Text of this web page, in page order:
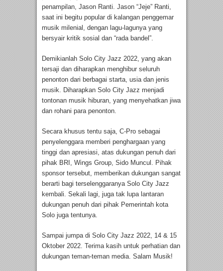
penampilan, Jason Ranti. Jason “Jeje” Ranti,
saat ini begitu popular di kalangan penggemar
musik milenial, dengan lagu-lagunya yang
bersyair kritik sosial dan “rada bandel”.
Demikianlah Solo City Jazz 2022, yang akan
tersaji dan diharapkan menghibur seluruh
penonton dari berbagai starta, usia dan jenis
musik. Diharapkan Solo City Jazz menjadi
tontonan musik hiburan, yang menyehatkan jiwa
dan rohani para penonton.
Secara khusus tentu saja, C-Pro sebagai
penyelenggara memberi penghargaan yang
tinggi dan apresiasi, atas dukungan penuh dari
pihak BRI, Wings Group, Sido Muncul. Pihak
sponsor tersebut, memberikan dukungan sangat
berarti bagi terselenggaranya Solo City Jazz
kembali. Sekali lagi, juga tak lupa lantaran
dukungan penuh dari pihak Pemerintah kota
Solo juga tentunya.
Sampai jumpa di Solo City Jazz 2022, 14 & 15
Oktober 2022. Terima kasih untuk perhatian dan
dukungan teman-teman media. Salam Musik!